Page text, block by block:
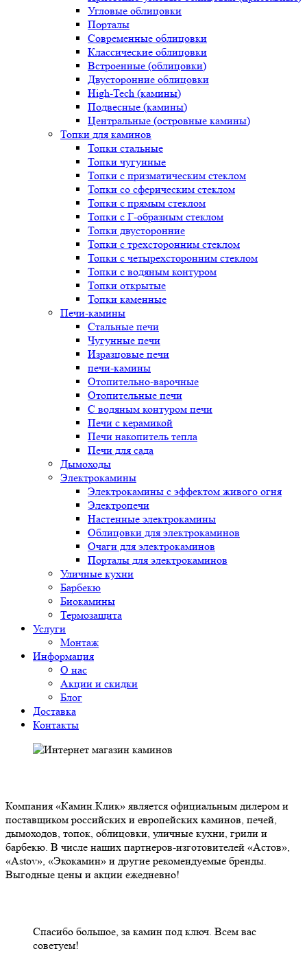
Угловые облицовки
Порталы
Современные облицовки
Классические облицовки
Встроенные (облицовки)
Двусторонние облицовки
High-Tech (камины)
Подвесные (камины)
Центральные (островные камины)
Топки для каминов
Топки стальные
Топки чугунные
Топки с призматическим стеклом
Топки со сферическим стеклом
Топки с прямым стеклом
Топки с Г-образным стеклом
Топки двусторонние
Топки с трехсторонним стеклом
Топки с четырехсторонним стеклом
Топки с водяным контуром
Топки открытые
Топки каменные
Печи-камины
Стальные печи
Чугунные печи
Изразцовые печи
печи-камины
Отопительно-варочные
Отопительные печи
С водяным контуром печи
Печи с керамикой
Печи накопитель тепла
Печи для сада
Дымоходы
Электрокамины
Электрокамины с эффектом живого огня
Электропечи
Настенные электрокамины
Облицовки для электрокаминов
Очаги для электрокаминов
Порталы для электрокаминов
Уличные кухни
Барбекю
Биокамины
Термозащита
Услуги
Монтаж
Информация
О нас
Акции и скидки
Блог
Доставка
Контакты
Компания «Камин.Клик» является официальным дилером и
поставщиком российских и европейских каминов, печей,
дымоходов, топок, облицовки, уличные кухни, грили и
барбекю. В числе наших партнеров-изготовителей «Астов»,
«Astov», «Экокамин» и другие рекомендуемые бренды.
Выгодные цены и акции ежедневно!
Спасибо большое, за камин под ключ. Всем вас
советуем!